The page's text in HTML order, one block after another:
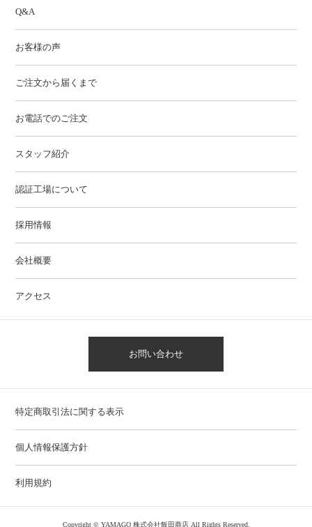
Q&A
お客様の声
ご注文から届くまで
お電話でのご注文
スタッフ紹介
認証工場について
採用情報
会社概要
アクセス
お問い合わせ
特定商取引法に関する表示
個人情報保護方針
利用規約
Copyright © YAMAGO 株式会社飯田商店 All Rights Reserved.